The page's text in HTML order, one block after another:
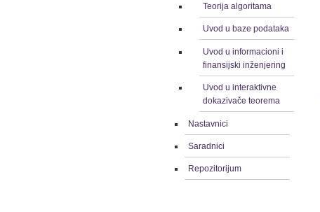
Teorija algoritama
Uvod u baze podataka
Uvod u informacioni i
finansijski inženjering
Uvod u interaktivne
dokazivače teorema
Nastavnici
Saradnici
Repozitorijum